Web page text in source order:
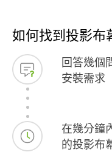
如何找到投影布
回答幾個
安裝需求
在幾分鐘
的投影布